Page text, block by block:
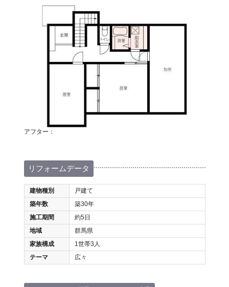
アフター：
リフォームデータ
建物種別
戸建て
築年数
築30年
施工期間
約5日
地域
群馬県
家族構成
1世帯3人
テーマ
広々